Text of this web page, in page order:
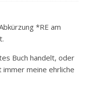
*RE am
Buch handelt, oder
meine ehrliche